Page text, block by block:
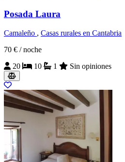
Posada Laura
Camaleño , Casas rurales en Cantabria
70 € / noche
20
10 1 Sin opiniones